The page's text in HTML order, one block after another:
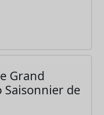
Grand
de